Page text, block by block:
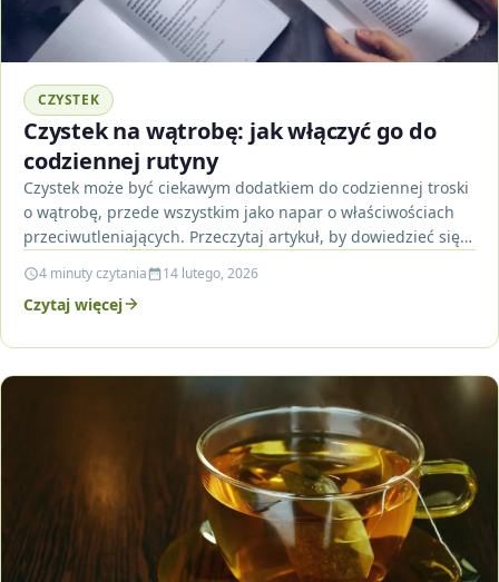
CZYSTEK
Czystek na wątrobę: jak włączyć go do
codziennej rutyny
Czystek może być ciekawym dodatkiem do codziennej troski
o wątrobę, przede wszystkim jako napar o właściwościach
przeciwutleniających. Przeczytaj artykuł, by dowiedzieć się,
4 minuty czytania 14 lutego, 2026
Czytaj więcej